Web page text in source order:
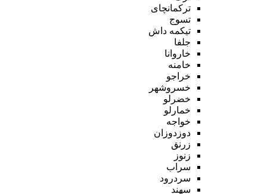
ترکمانچای
تسوج
تیکمه داش
جلفا
خاروانا
خامنه
خراجو
خسروشهر
خضرلو
خمارلو
خواجه
دوزدوزان
زرنق
زنوز
سراب
سردرود
سهند